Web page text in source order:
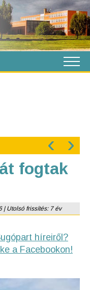
‹ ›
fogtak
| Utolsó frissítés: 7 év
híreiről?
a Facebookon!